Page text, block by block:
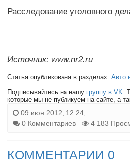
Расследование уголовного
Источник: www.nr2.ru
Статья опубликована в разделах: Авто
Подписывайтесь на нашу группу в VK.
которые мы не публикуем на сайте, а
09 июн 2012, 12:24,
0 Комментариев
4 183
КОММЕНТАРИИ 0